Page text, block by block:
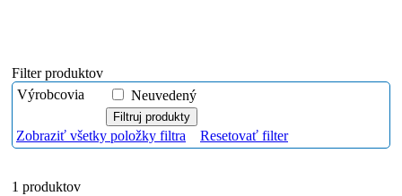
Filter produktov
Výrobcovia
Neuvedený
Zobraziť všetky položky filtra Resetovať filter
1 produktov